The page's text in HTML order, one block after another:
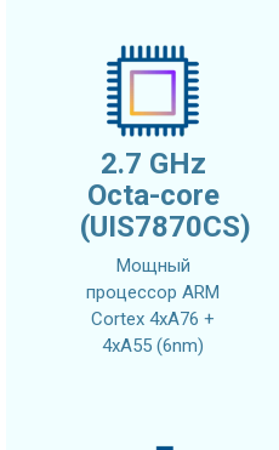
2.7 GHz
Octa-core
(UIS7870CS)
Мощный
процессор ARM
Cortex 4xA76 +
4xA55 (6nm)